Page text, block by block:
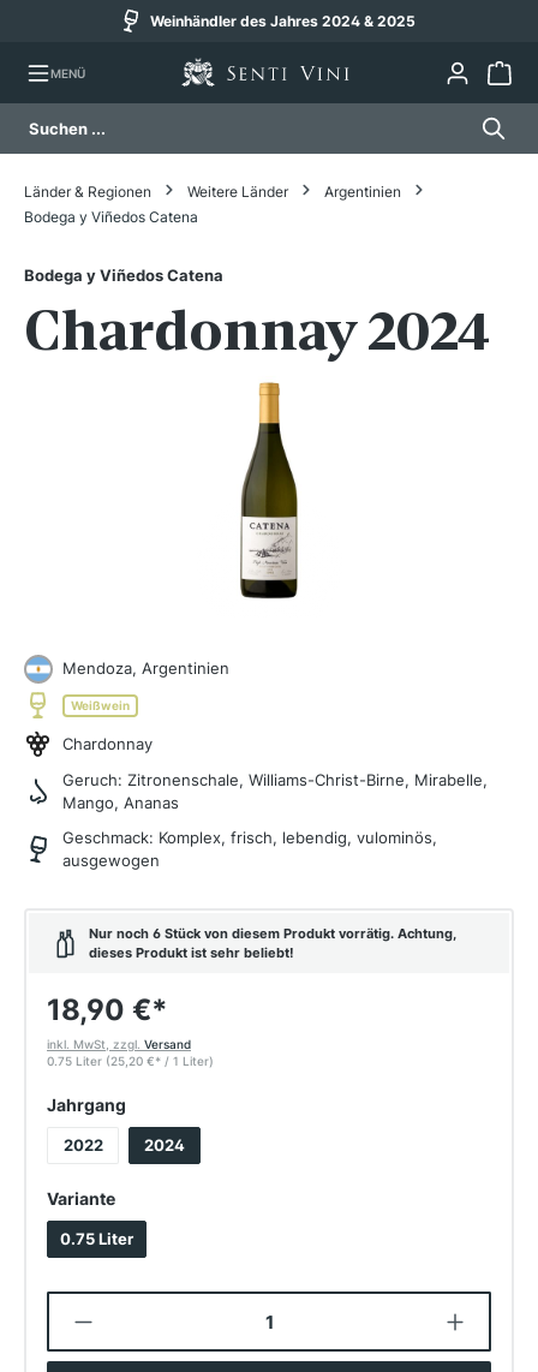
Weinhändler des Jahres 2024 & 2025
MENÜ
Bildergalerie überspringen
Länder & Regionen Weitere Länder
Argentinien
Bodega y Viñedos Catena
Bodega y Viñedos Catena
Chardonnay 2024
Mendoza, Argentinien
Weißwein
Chardonnay
Geruch: Zitronenschale, Williams-Christ-Birne, Mirabelle,
Mango, Ananas
Geschmack: Komplex, frisch, lebendig, vulominös,
ausgewogen
Nur noch 6 Stück von diesem Produkt vorrätig. Achtung,
dieses Produkt ist sehr beliebt!
18,90 €*
inkl. MwSt, zzgl. Versand
0.75 Liter (25,20 €* / 1 Liter)
Jahrgang
2022 2024
Varianteauswählen
0.75 Liter
Produkt Anzahl: Gib den